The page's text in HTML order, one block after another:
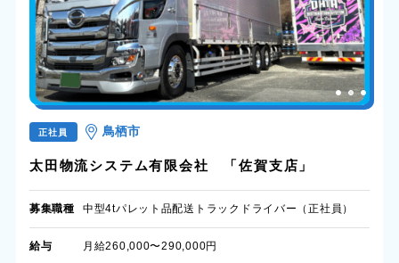
正社員 鳥栖市
太田物流システム有限会社 「佐賀支店」
募集職種 中型4tパレット品配送トラックドライバー（正社員）
給与 月給260,000〜290,000円